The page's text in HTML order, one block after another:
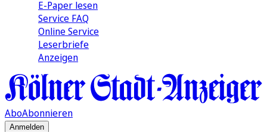
E-Paper lesen
Service FAQ
Online Service
Leserbriefe
Anzeigen
AboAbonnieren
Anmelden